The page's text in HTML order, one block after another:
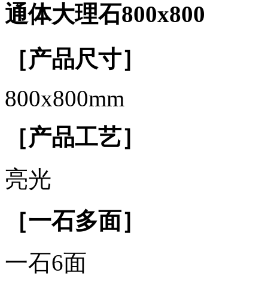
通体大理石800x800
［产品尺寸］
800x800mm
［产品工艺］
亮光
［一石多面］
一石6面